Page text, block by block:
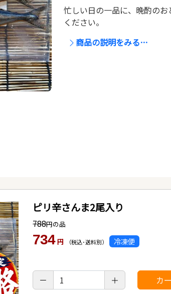
忙しい日の一品に、晩酌の
ください。
商品の説明をみる…
ピリ辛さんま2尾入り
788円の品
734 円 （税込･送料別） 冷凍便